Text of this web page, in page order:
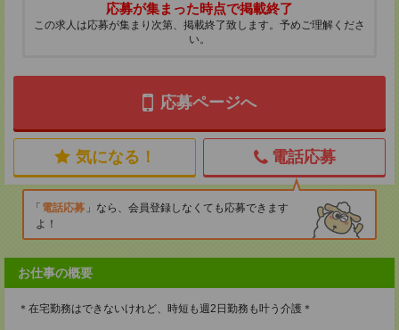
応募が集まった時点で掲載終了
この求人は応募が集まり次第、掲載終了致します。予めご理解くださ
い。
応募ページへ
気になる！ 電話応募
電話応募
なら、会員登録しなくても応募できます
よ！
お仕事の概要
＊在宅勤務はできないけれど、時短も週2日勤務も叶う介護＊